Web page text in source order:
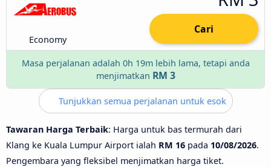
Economy
Cari
Masa perjalanan adalah 0h 19m lebih lama, tetapi anda
menjimatkan RM 3
Tunjukkan semua perjalanan untuk esok
Tawaran Harga Terbaik: Harga untuk bas termurah dari
Klang ke Kuala Lumpur Airport ialah RM 16 pada 10/08/2026.
Pengembara yang fleksibel menjimatkan harga tiket.